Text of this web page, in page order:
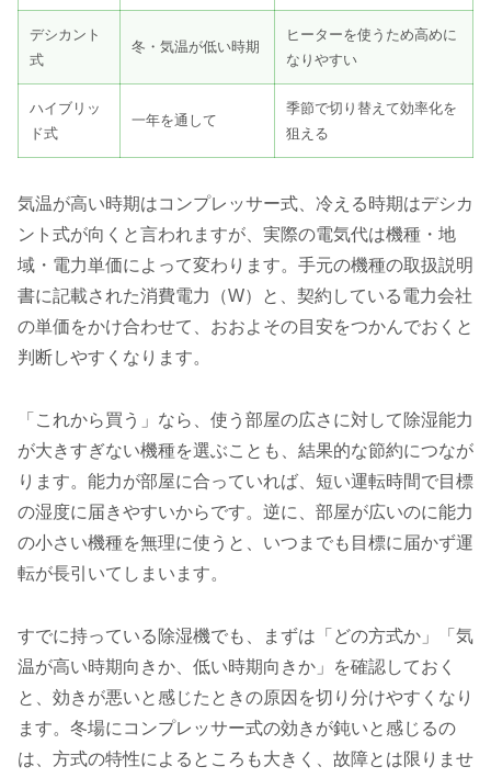
デシカント
式
冬・気温が低い時期
ヒーターを使うため高めに
なりやすい
ハイブリッ
ド式
一年を通して
季節で切り替えて効率化を
狙える
気温が高い時期はコンプレッサー式、冷える時期はデシカ
ント式が向くと言われますが、実際の電気代は機種・地
域・電力単価によって変わります。手元の機種の取扱説明
書に記載された消費電力（W）と、契約している電力会社
の単価をかけ合わせて、おおよその目安をつかんでおくと
判断しやすくなります。
「これから買う」なら、使う部屋の広さに対して除湿能力
が大きすぎない機種を選ぶことも、結果的な節約につなが
ります。能力が部屋に合っていれば、短い運転時間で目標
の湿度に届きやすいからです。逆に、部屋が広いのに能力
の小さい機種を無理に使うと、いつまでも目標に届かず運
転が長引いてしまいます。
すでに持っている除湿機でも、まずは「どの方式か」「気
温が高い時期向きか、低い時期向きか」を確認しておく
と、効きが悪いと感じたときの原因を切り分けやすくなり
ます。冬場にコンプレッサー式の効きが鈍いと感じるの
は、方式の特性によるところも大きく、故障とは限りませ